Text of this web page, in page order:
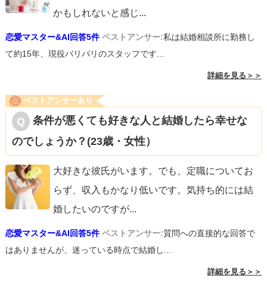
かもしれないと感じ...
恋愛マスター&AI回答5件 ベストアンサー:私は結婚相談所に勤務し
て約15年、現役バリバリのスタッフです...
詳細を見る＞＞
ベストアンサーあり
条件が悪くても好きな人と結婚したら幸せな
のでしょうか？(23歳・女性）
大好きな彼氏がいます。でも、定職についてお
らず、収入もかなり低いです。気持ち的には結
婚したいのですが...
恋愛マスター&AI回答5件 ベストアンサー:質問への直接的な回答で
はありませんが、迷っている時点で結婚し...
詳細を見る＞＞